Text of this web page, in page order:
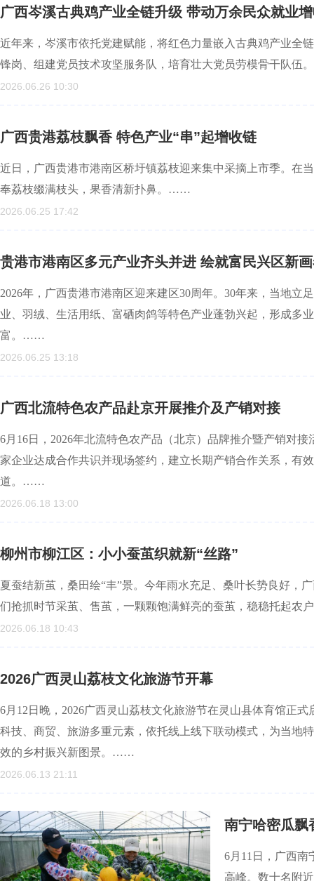
广西岑溪古典鸡产业全链升级 带动万余民众就业
近年来，岑溪市依托党建赋能，将红色力量嵌入古典鸡产业全
锋岗、组建党员技术攻坚服务队，培育壮大党员劳模骨干队
2026.06.26 10:30
广西贵港荔枝飘香 特色产业“串”起增收链
近日，广西贵港市港南区桥圩镇荔枝迎来集中采摘上市季。在
奉荔枝缀满枝头，果香清新扑鼻。……
2026.06.25 17:42
贵港市港南区多元产业齐头并进 绘就富民兴区新
2026年，广西贵港市港南区迎来建区30周年。30年来，当地立
业、羽绒、生活用纸、富硒肉鸽等特色产业蓬勃兴起，形成多
富。……
2026.06.25 13:18
广西北流特色农产品赴京开展推介及产销对接
6月16日，2026年北流特色农产品（北京）品牌推介暨产销对
家企业达成合作共识并现场签约，建立长期产销合作关系，有
道。……
2026.06.18 13:00
柳州市柳江区：小小蚕茧织就新“丝路”
夏蚕结新茧，桑田绘“丰”景。今年雨水充足、桑叶长势良好，
们抢抓时节采茧、售茧，一颗颗饱满鲜亮的蚕茧，稳稳托起
2026.06.18 10:43
2026广西灵山荔枝文化旅游节开幕
6月12日晚，2026广西灵山荔枝文化旅游节在灵山县体育馆正
科技、商贸、旅游多重元素，依托线上线下联动模式，为当地
效的乡村振兴新图景。……
2026.06.13 21:11
南宁哈密瓜飘
6月11日，广西南
高峰。数十名附